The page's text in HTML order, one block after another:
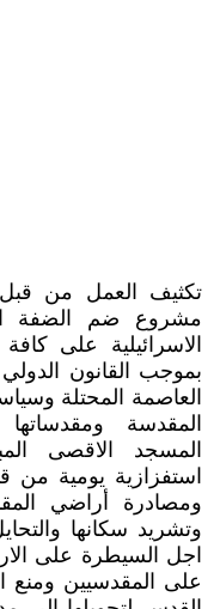
تكثيف العمل من قبل
مشروع ضم الضفة
الاسرائيلية على
بموجب القانون الدولي
العاصمة المحتلة
المقدسة
المسجد الاقصى
استفزازية يومية من
ومصادرة أراضي
وتشريد سكانها
اجل السيطرة على
على المقدسيين